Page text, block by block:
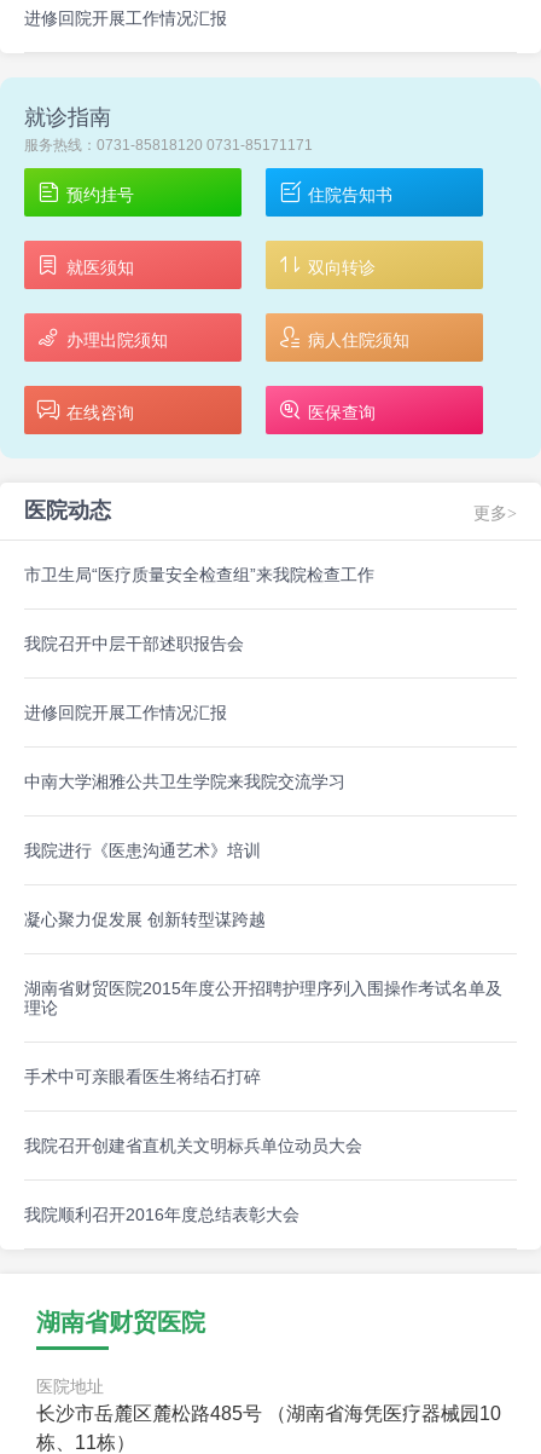
进修回院开展工作情况汇报
就诊指南
服务热线：0731-85818120 0731-85171171
预约挂号 住院告知书
就医须知 双向转诊
办理出院须知 病人住院须知
在线咨询 医保查询
医院动态 更多>
市卫生局“医疗质量安全检查组”来我院检查工作
我院召开中层干部述职报告会
进修回院开展工作情况汇报
中南大学湘雅公共卫生学院来我院交流学习
我院进行《医患沟通艺术》培训
凝心聚力促发展 创新转型谋跨越
湖南省财贸医院2015年度公开招聘护理序列入围操作考试名单及
理论
手术中可亲眼看医生将结石打碎
我院召开创建省直机关文明标兵单位动员大会
我院顺利召开2016年度总结表彰大会
湖南省财贸医院
医院地址
长沙市岳麓区麓松路485号 （湖南省海凭医疗器械园10
栋、11栋）